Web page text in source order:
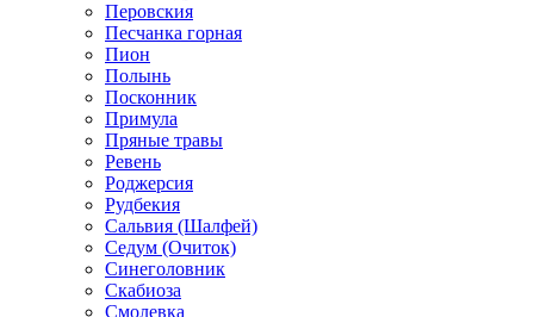
Перовския
Песчанка горная
Пион
Полынь
Посконник
Примула
Пряные травы
Ревень
Роджерсия
Рудбекия
Сальвия (Шалфей)
Седум (Очиток)
Синеголовник
Скабиоза
Смолевка